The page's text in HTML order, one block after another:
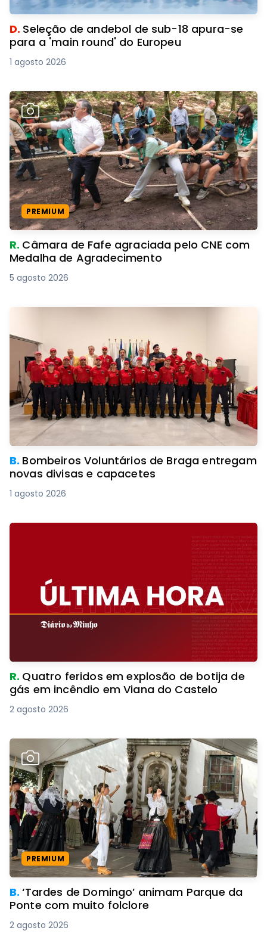
D. Seleção de andebol de sub-18 apura-se
para a 'main round' do Europeu
1 agosto 2026
PREMIUM
R. Câmara de Fafe agraciada pelo CNE com
Medalha de Agradecimento
5 agosto 2026
B. Bombeiros Voluntários de Braga entregam
novas divisas e capacetes
1 agosto 2026
R. Quatro feridos em explosão de botija de
gás em incêndio em Viana do Castelo
2 agosto 2026
PREMIUM
B.‘Tardes de Domingo’ animam Parque da
Ponte com muito folclore
2 agosto 2026